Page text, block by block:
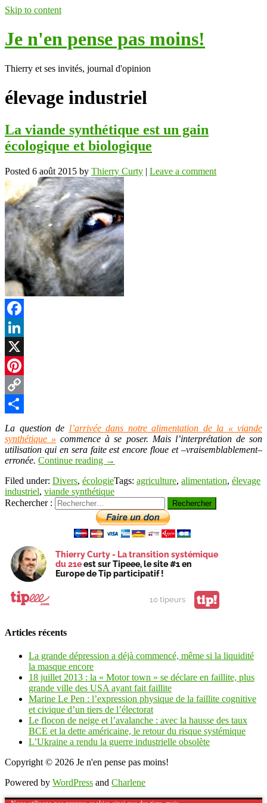
Skip to content
Je n'en pense pas moins!
Thierry et ses invités, journal d'opinion
élevage industriel
La viande synthétique est un gain
écologique et biologique
Posted 6 août 2015 by Thierry Curty | Leave a comment
Facebook
LinkedIn
X
Pinterest
Copy
Link
Partager
La question de l’arrivée dans notre alimentation de la « viande
synthétique » commence à se poser. Mais l’interprétation de son
utilisation qui en sera faite est encore floue et –vraisemblablement–
erronée. Continue reading →
Filed under: Divers, écologieTags: agriculture, alimentation, élevage
industriel, viande synthétique
Rechercher :
Thierry Curty - La transition systémique
du 21eest sur Tipeee, le site #1 en
Europe de Tip participatif !
10 tipeurs tip!
Articles récents
La grande dépression a déjà commencé, même si la liquidité
la masque encore
18 juillet 2013 : la « Motor town » se déclare en faillite, plus
grande ville des USA ayant fait faillite
Marine Le Pen : l’expression physique de la faillite cognitive
et civique d’un tiers de l’électorat
Le flocon de neige et l’avalanche : avec la hausse des taux
BCE et la dette américaine, le retour du risque systémique
L’Ukraine a rendu la guerre industrielle obsolète
Copyright © 2026 Je n'en pense pas moins!
Powered by WordPress and Charlene